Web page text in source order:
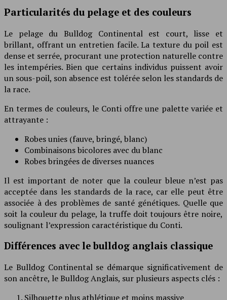
Particularités du pelage et des couleurs
Le pelage du Bulldog Continental est court, lisse et
brillant, offrant un entretien facile. La texture du poil est
dense et serrée, procurant une protection naturelle contre
les intempéries. Bien que certains individus puissent avoir
un sous-poil, son absence est tolérée selon les standards de
la race.
En termes de couleurs, le Conti offre une palette variée et
attrayante :
Robes unies (fauve, bringé, blanc)
Combinaisons bicolores avec du blanc
Robes bringées de diverses nuances
Il est important de noter que la couleur bleue n’est pas
acceptée dans les standards de la race, car elle peut être
associée à des problèmes de santé génétiques. Quelle que
soit la couleur du pelage, la truffe doit toujours être noire,
soulignant l’expression caractéristique du Conti.
Différences avec le bulldog anglais classique
Le Bulldog Continental se démarque significativement de
son ancêtre, le Bulldog Anglais, sur plusieurs aspects clés :
Silhouette plus athlétique et moins massive